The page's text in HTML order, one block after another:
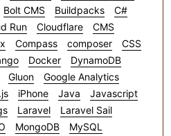
Bolt CMS Buildpacks
C#
Run Cloudflare
CMS
Compass composer
CSS
Docker
DynamoDB
Gluon
Google Analytics
iPhone Java
Javascript
Laravel
Laravel Sail
MongoDB
MySQL